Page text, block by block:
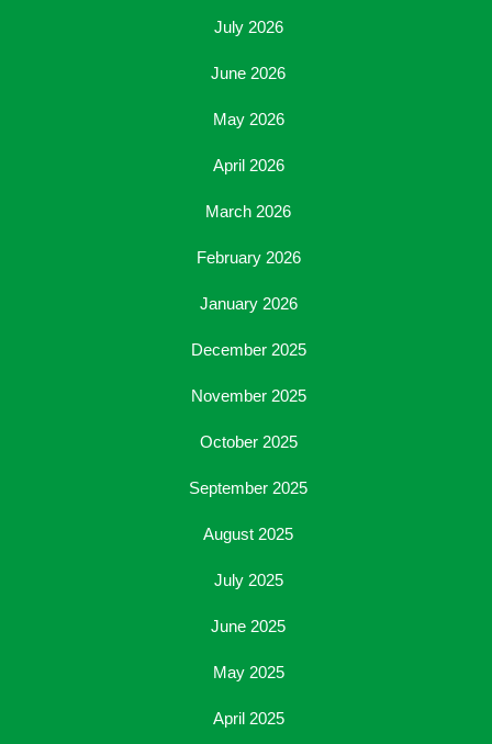
July 2026
June 2026
May 2026
April 2026
March 2026
February 2026
January 2026
December 2025
November 2025
October 2025
September 2025
August 2025
July 2025
June 2025
May 2025
April 2025